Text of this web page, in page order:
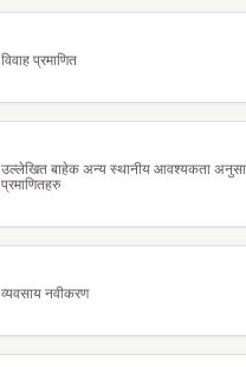
विवाह प्रमाणित
उल्लेखित बाहेक अन्य स्थानीय आवश्यकता
प्रमाणितहरु
व्यवसाय नवीकरण